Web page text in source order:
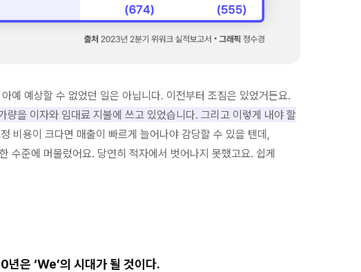
예 예상할 수 없었던 일은 아닙니다. 이전부터 조짐은 있었거든요.
을 이자와 임대료 지불에 쓰고 있었습니다. 그리고 이렇게 내야 할
비용이 크다면 매출이 빠르게 늘어나야 감당할 수 있을 텐데,
수준에 머물렀어요. 당연히 적자에서 벗어나지 못했고요. 쉽게
년은 ‘We’의 시대가 될 것이다.